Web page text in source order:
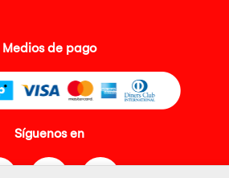
Medios de pago
Síguenos en